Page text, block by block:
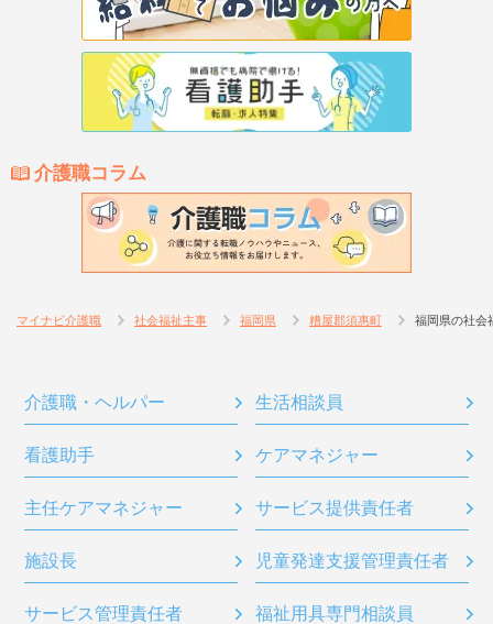
介護職コラム
マイナビ介護職 社会福祉主事 福岡県 糟屋郡須惠町 福岡県の社会
介護職・ヘルパー 生活相談員
看護助手 ケアマネジャー
主任ケアマネジャー サービス提供責任者
施設長 児童発達支援管理責任者
サービス管理責任者 福祉用具専門相談員